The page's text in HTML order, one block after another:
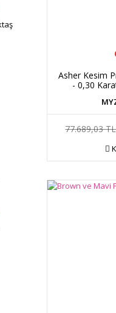
Asher Kesim
- 0,30
77.689,03 TL